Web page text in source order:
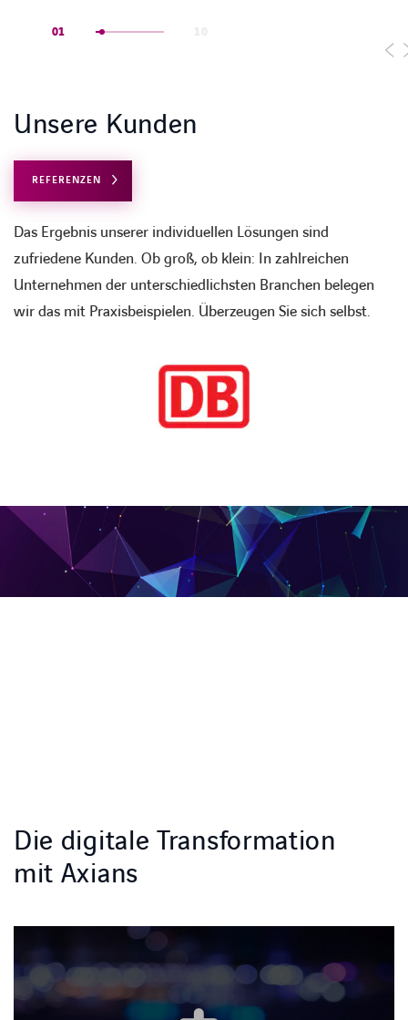
01
Unsere Kunden
REFERENZEN
Das Ergebnis unserer individuellen Lösungen sind
zufriedene Kunden. Ob groß, ob klein: In zahlreichen
Unternehmen der unterschiedlichsten Branchen belegen
wir das mit Praxisbeispielen. Überzeugen Sie sich selbst.
Die digitale Transformation
mit Axians